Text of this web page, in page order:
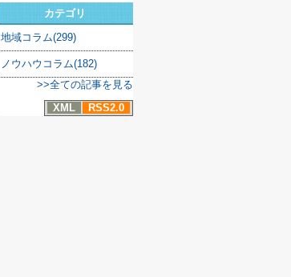
カテゴリ
地域コラム(299)
ノウハウコラム(182)
>>全ての記事を見る
XML
RSS2.0